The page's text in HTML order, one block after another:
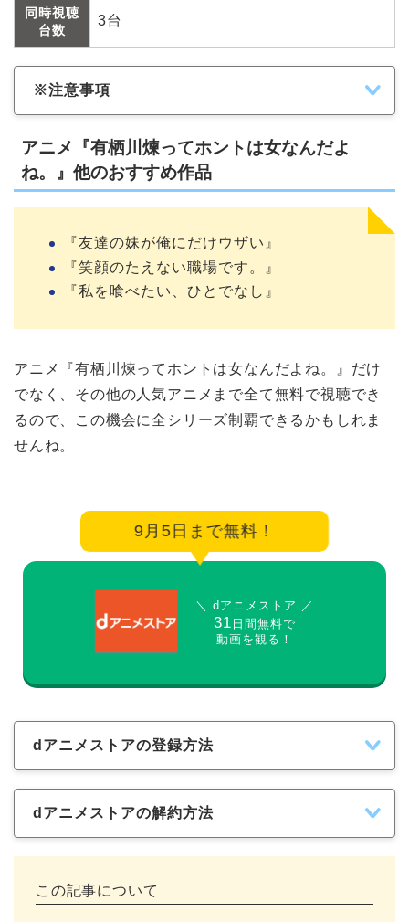
同時視聴
台数
3台
※注意事項
アニメ『有栖川煉ってホントは女なんだよ
ね。』他のおすすめ作品
『友達の妹が俺にだけウザい』
『笑顔のたえない職場です。』
『私を喰べたい、ひとでなし』
アニメ『有栖川煉ってホントは女なんだよね。』だけ
でなく、その他の人気アニメまで全て無料で視聴でき
るので、この機会に全シリーズ制覇できるかもしれま
せんね。
9月5日まで無料！
＼ dアニメストア ／
31 日間無料で
動画を観る！
dアニメストアの登録方法
dアニメストアの解約方法
この記事について